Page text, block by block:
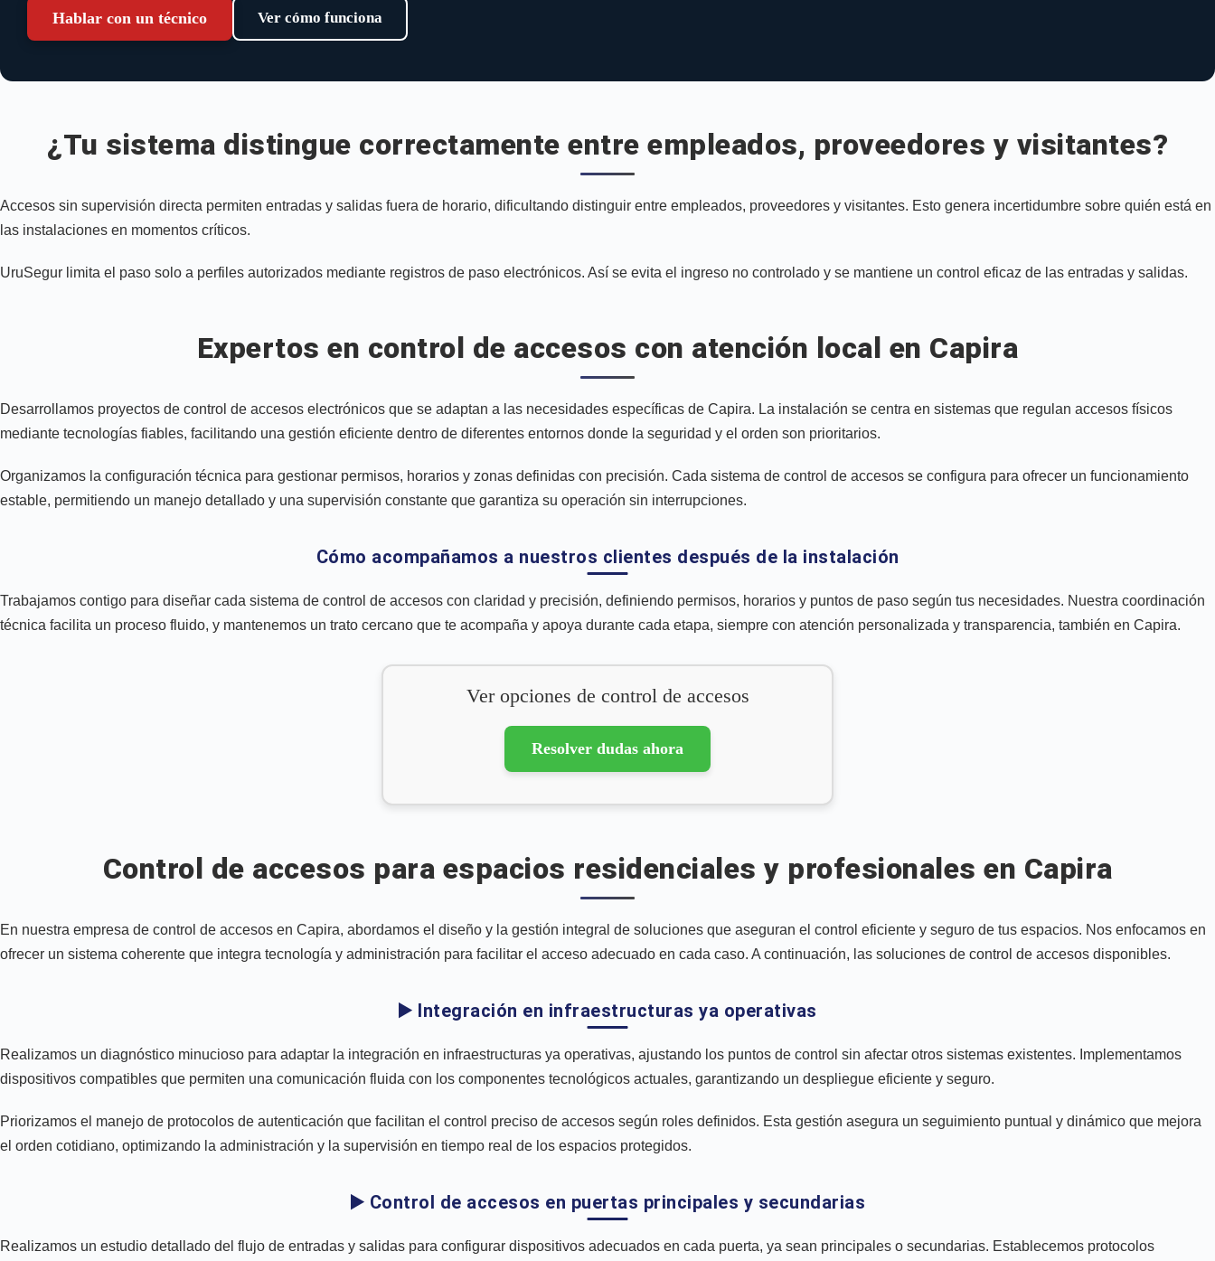
Hablar con un técnico Ver cómo funciona
¿Tu sistema distingue correctamente entre empleados, proveedores y visitantes?
Accesos sin supervisión directa permiten entradas y salidas fuera de horario, dificultando distinguir entre empleados, proveedores y visitantes. Esto genera incertidumbre sobre quién está en
las instalaciones en momentos críticos.
UruSegur limita el paso solo a perfiles autorizados mediante registros de paso electrónicos. Así se evita el ingreso no controlado y se mantiene un control eficaz de las entradas y salidas.
Expertos en control de accesos con atención local en Capira
Desarrollamos proyectos de control de accesos electrónicos que se adaptan a las necesidades específicas de Capira. La instalación se centra en sistemas que regulan accesos físicos
mediante tecnologías fiables, facilitando una gestión eficiente dentro de diferentes entornos donde la seguridad y el orden son prioritarios.
Organizamos la configuración técnica para gestionar permisos, horarios y zonas definidas con precisión. Cada sistema de control de accesos se configura para ofrecer un funcionamiento
estable, permitiendo un manejo detallado y una supervisión constante que garantiza su operación sin interrupciones.
Cómo acompañamos a nuestros clientes después de la instalación
Trabajamos contigo para diseñar cada sistema de control de accesos con claridad y precisión, definiendo permisos, horarios y puntos de paso según tus necesidades. Nuestra coordinación
técnica facilita un proceso fluido, y mantenemos un trato cercano que te acompaña y apoya durante cada etapa, siempre con atención personalizada y transparencia, también en Capira.
Ver opciones de control de accesos
Resolver dudas ahora
Control de accesos para espacios residenciales y profesionales en Capira
En nuestra empresa de control de accesos en Capira, abordamos el diseño y la gestión integral de soluciones que aseguran el control eficiente y seguro de tus espacios. Nos enfocamos en
ofrecer un sistema coherente que integra tecnología y administración para facilitar el acceso adecuado en cada caso. A continuación, las soluciones de control de accesos disponibles.
▶️ Integración en infraestructuras ya operativas
Realizamos un diagnóstico minucioso para adaptar la integración en infraestructuras ya operativas, ajustando los puntos de control sin afectar otros sistemas existentes. Implementamos
dispositivos compatibles que permiten una comunicación fluida con los componentes tecnológicos actuales, garantizando un despliegue eficiente y seguro.
Priorizamos el manejo de protocolos de autenticación que facilitan el control preciso de accesos según roles definidos. Esta gestión asegura un seguimiento puntual y dinámico que mejora
el orden cotidiano, optimizando la administración y la supervisión en tiempo real de los espacios protegidos.
▶️ Control de accesos en puertas principales y secundarias
Realizamos un estudio detallado del flujo de entradas y salidas para configurar dispositivos adecuados en cada puerta, ya sean principales o secundarias. Establecemos protocolos